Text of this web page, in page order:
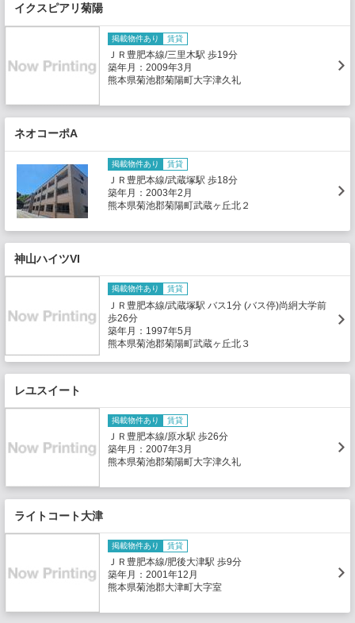
イクスピアリ菊陽
掲載物件あり 賃貸
ＪＲ豊肥本線/三里木駅 歩19分
築年月：2009年3月
熊本県菊池郡菊陽町大字津久礼
ネオコーポA
掲載物件あり 賃貸
ＪＲ豊肥本線/武蔵塚駅 歩18分
築年月：2003年2月
熊本県菊池郡菊陽町武蔵ヶ丘北２
神山ハイツVI
掲載物件あり 賃貸
ＪＲ豊肥本線/武蔵塚駅 バス1分 (バス停)尚絅大学前
歩26分
築年月：1997年5月
熊本県菊池郡菊陽町武蔵ヶ丘北３
レユスイート
掲載物件あり 賃貸
ＪＲ豊肥本線/原水駅 歩26分
築年月：2007年3月
熊本県菊池郡菊陽町大字津久礼
ライトコート大津
掲載物件あり 賃貸
ＪＲ豊肥本線/肥後大津駅 歩9分
築年月：2001年12月
熊本県菊池郡大津町大字室